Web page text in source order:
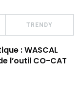
TRENDY
: WASCAL
l’outil CO-CAT